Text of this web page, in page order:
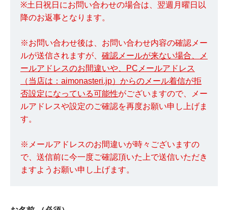
※土日祝日にお問い合わせの場合は、翌週月曜日以
降のお返事となります。
※お問い合わせ後は、お問い合わせ内容の確認メー
ルが送信されますが、 確認メールが来ない場合、メ
ールアドレスのお間違いや、PCメールアドレス
（当店は：aimonasteri.jp）からのメール着信が拒
否設定になっている可能性がございますので、メー
ルアドレスや設定のご確認を再度お願い申し上げま
す。
※メールアドレスのお間違いが時々ございますの
で、送信前に今一度ご確認頂いた上で送信いただき
ますようお願い申し上げます。